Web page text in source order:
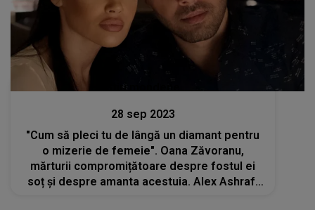
Stiri mondene
28 sep 2023
"Cum să pleci tu de lângă un diamant pentru
o mizerie de femeie". Oana Zăvoranu,
mărturii compromițătoare despre fostul ei
soț și despre amanta acestuia. Alex Ashraf,